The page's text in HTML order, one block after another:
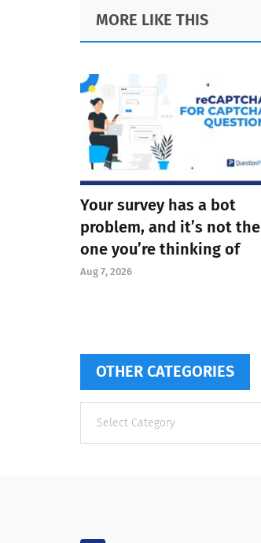
MORE LIKE THIS
Your survey has a bot
problem, and it’s not the
one you’re thinking of
Aug 7, 2026
OTHER CATEGORIES
categories